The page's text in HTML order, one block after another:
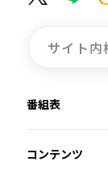
番組表
コンテンツ